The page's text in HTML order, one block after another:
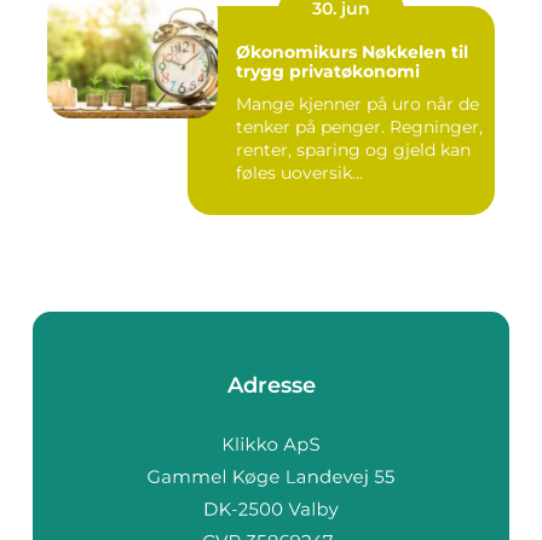
30. jun
Økonomikurs Nøkkelen til
trygg privatøkonomi
Mange kjenner på uro når de
tenker på penger. Regninger,
renter, sparing og gjeld kan
føles uoversik...
Adresse